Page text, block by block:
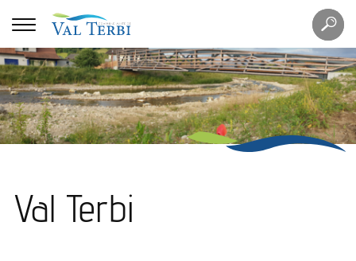
Mots
clés
Val Terbi